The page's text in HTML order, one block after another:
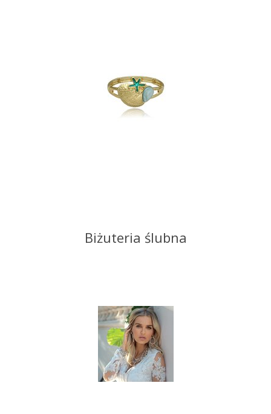
Biżuteria ślubna